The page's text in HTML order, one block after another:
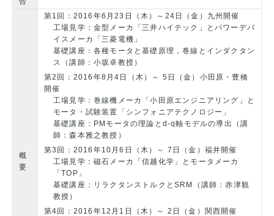
概
要
第1回：2016年6月23日（木）～24日（金）九州開催
工場見学：金型メーカ「三井ハイテック」とパワーデバ
イスメーカ「三菱電機」
基礎講座：各種モータと基礎原理，巻線とインダクタン
ス（講師：小坂卓教授）
第2回：2016年8月4日（木）～ 5日（金）小田原・豊橋
開催
工場見学：巻線機メーカ「小田原エンジニアリング」と
モータ・試験装置「シンフォニアテクノロジー」
基礎講座：PMモータの理論とd-q軸モデルの導出（講
師：森本雅之教授）
第3回：2016年10月6日（木）～ 7日（金）福井開催
工場見学：磁石メーカ「信越化学」とモータメーカ
「TOP」
基礎講座：リラクタンストルクとSRM（講師：赤津観
教授）
第4回：2016年12月1日（木）～ 2日（金）関西開催